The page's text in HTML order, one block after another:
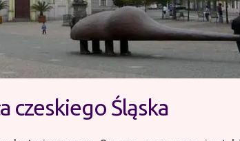
czeskiego Śląska